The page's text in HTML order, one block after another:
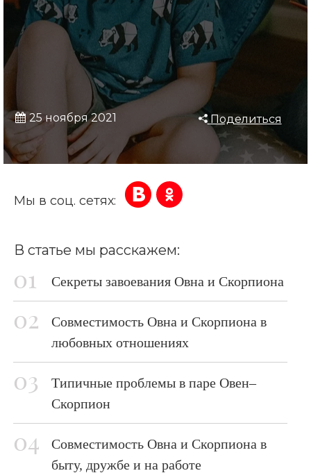
25 ноября 2021 Поделиться
Мы в соц. сетях:
В статье мы расскажем:
Секреты завоевания Овна и Скорпиона
Совместимость Овна и Скорпиона в
любовных отношениях
Типичные проблемы в паре Овен–
Скорпион
Совместимость Овна и Скорпиона в
быту, дружбе и на работе